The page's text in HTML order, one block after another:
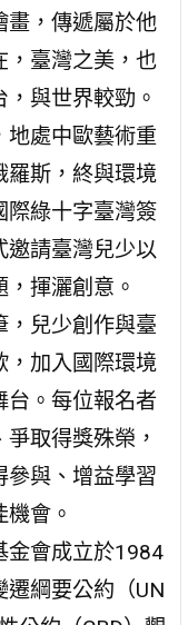
畫，傳遞屬於他
，臺灣之美，也
與世界較勁。
地處中歐藝術重
羅斯，終與環境
際綠十字臺灣簽
邀請臺灣兒少以
，揮灑創意。
，兒少創作與臺
，加入國際環境
台。每位報名者
取得獎殊榮，
參與、增益學習
會。
金會成立於1984
遷綱要公約（UN